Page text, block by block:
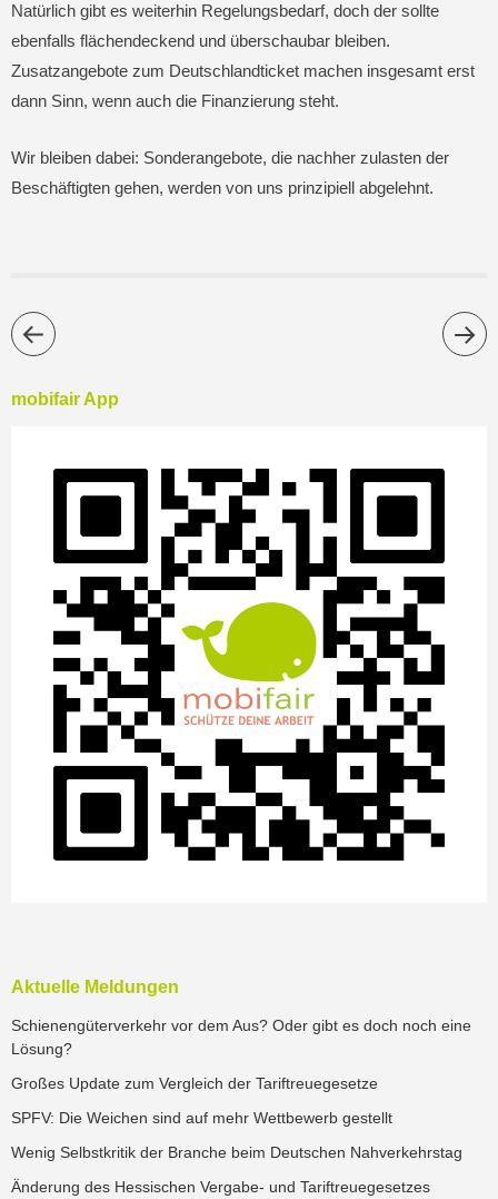
Natürlich gibt es weiterhin Regelungsbedarf, doch der sollte
ebenfalls flächendeckend und überschaubar bleiben.
Zusatzangebote zum Deutschlandticket machen insgesamt erst
dann Sinn, wenn auch die Finanzierung steht.
Wir bleiben dabei: Sonderangebote, die nachher zulasten der
Beschäftigten gehen, werden von uns prinzipiell abgelehnt.
mobifair App
Aktuelle Meldungen
Schienengüterverkehr vor dem Aus? Oder gibt es doch noch eine
Lösung?
Großes Update zum Vergleich der Tariftreuegesetze
SPFV: Die Weichen sind auf mehr Wettbewerb gestellt
Wenig Selbstkritik der Branche beim Deutschen Nahverkehrstag
Änderung des Hessischen Vergabe- und Tariftreuegesetzes